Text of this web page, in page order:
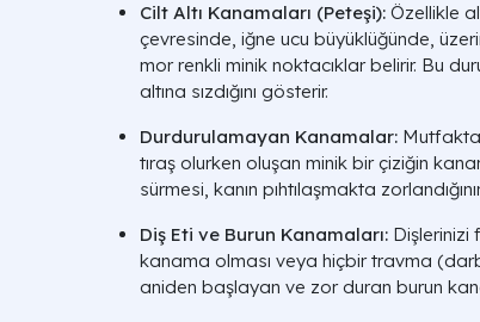
Cilt Altı Kanamaları (Peteşi): Özellikle
çevresinde, iğne ucu büyüklüğünde,
mor renkli minik noktacıklar belirir. Bu
altına sızdığını gösterir.
Durdurulamayan Kanamalar: Mutfakta
tıraş olurken oluşan minik bir çiziğin
sürmesi, kanın pıhtılaşmakta
Diş Eti ve Burun Kanamaları: Dişlerinizi
kanama olması veya hiçbir travma
aniden başlayan ve zor duran burun